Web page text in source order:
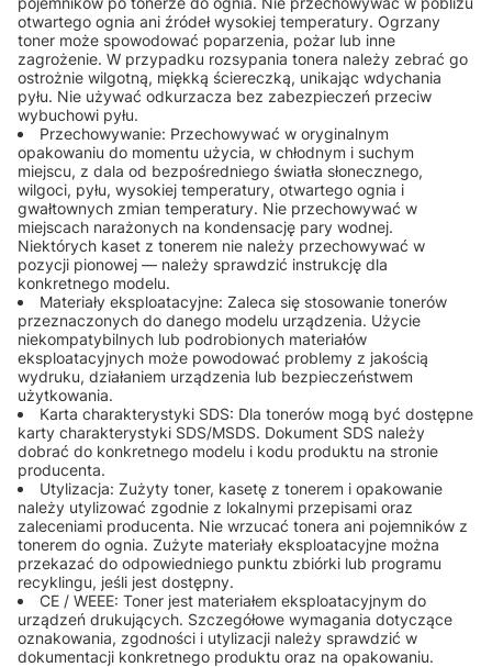
otwartego ognia ani źródeł wysokiej temperatury. Ogrzany
toner może spowodować poparzenia, pożar lub inne
zagrożenie. W przypadku rozsypania tonera należy zebrać go
ostrożnie wilgotną, miękką ściereczką, unikając wdychania
pyłu. Nie używać odkurzacza bez zabezpieczeń przeciw
wybuchowi pyłu.
Przechowywanie: Przechowywać w oryginalnym
opakowaniu do momentu użycia, w chłodnym i suchym
miejscu, z dala od bezpośredniego światła słonecznego,
wilgoci, pyłu, wysokiej temperatury, otwartego ognia i
gwałtownych zmian temperatury. Nie przechowywać w
miejscach narażonych na kondensację pary wodnej.
Niektórych kaset z tonerem nie należy przechowywać w
pozycji pionowej — należy sprawdzić instrukcję dla
konkretnego modelu.
Materiały eksploatacyjne: Zaleca się stosowanie tonerów
przeznaczonych do danego modelu urządzenia. Użycie
niekompatybilnych lub podrobionych materiałów
eksploatacyjnych może powodować problemy z jakością
wydruku, działaniem urządzenia lub bezpieczeństwem
użytkowania.
Karta charakterystyki SDS: Dla tonerów mogą być dostępne
karty charakterystyki SDS/MSDS. Dokument SDS należy
dobrać do konkretnego modelu i kodu produktu na stronie
producenta.
Utylizacja: Zużyty toner, kasetę z tonerem i opakowanie
należy utylizować zgodnie z lokalnymi przepisami oraz
zaleceniami producenta. Nie wrzucać tonera ani pojemników z
tonerem do ognia. Zużyte materiały eksploatacyjne można
przekazać do odpowiedniego punktu zbiórki lub programu
recyklingu, jeśli jest dostępny.
CE / WEEE: Toner jest materiałem eksploatacyjnym do
urządzeń drukujących. Szczegółowe wymagania dotyczące
oznakowania, zgodności i utylizacji należy sprawdzić w
dokumentacji konkretnego produktu oraz na opakowaniu.